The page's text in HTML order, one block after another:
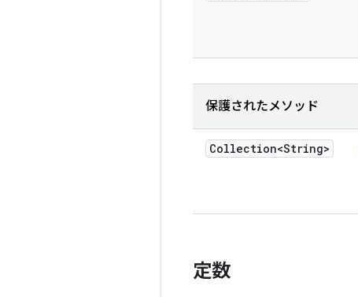
保護されたメソッド
Collection<String>
定数